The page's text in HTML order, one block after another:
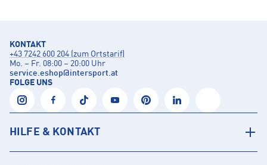
KONTAKT
+43 7242 600 204 (zum Ortstarif)
Mo. – Fr. 08:00 – 20:00 Uhr
service.eshop@intersport.at
FOLGE UNS
HILFE & KONTAKT